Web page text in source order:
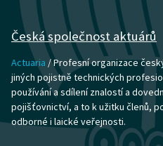
Česká společnost aktuárů
Actuaria / Profesní organizace
jiných pojistně technických
používání a sdílení znalostí a
pojišťovnictví, a to k užitku členů,
odborné i laické veřejnosti.